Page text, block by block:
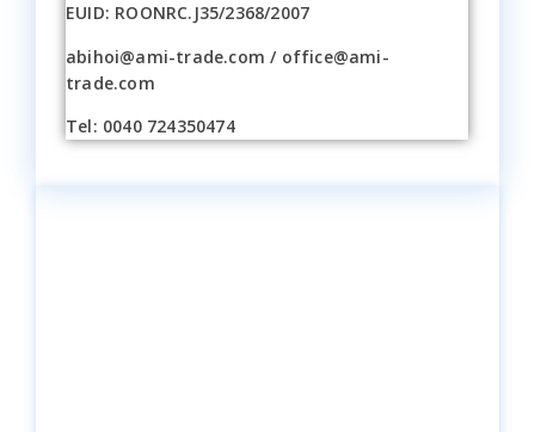
EUID: ROONRC.J35/2368/2007
abihoi@ami-trade.com / office@ami-
trade.com
Tel: 0040 724350474